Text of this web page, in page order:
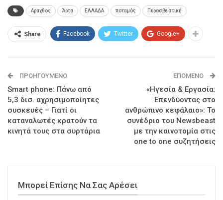
Αραχθος Άρτα ΕΛΛΑΔΑ ποταμός Πυροσβεστική
Share Facebook Twitter Google+
ΠΡΟΗΓΟΎΜΕΝΟ
Smart phone: Πάνω από
5,3 δισ. αχρησιμοποίητες
συσκευές – Γιατί οι
καταναλωτές κρατούν τα
κινητά τους στα συρτάρια
ΕΠΌΜΕΝΟ
«Ηγεσία & Εργασία:
Επενδύοντας στο
ανθρώπινο κεφάλαιο»: Το
συνέδριο του Newsbeast
με την καινοτομία στις
one to one συζητήσεις
Μπορεί Επίσης Να Σας Αρέσει